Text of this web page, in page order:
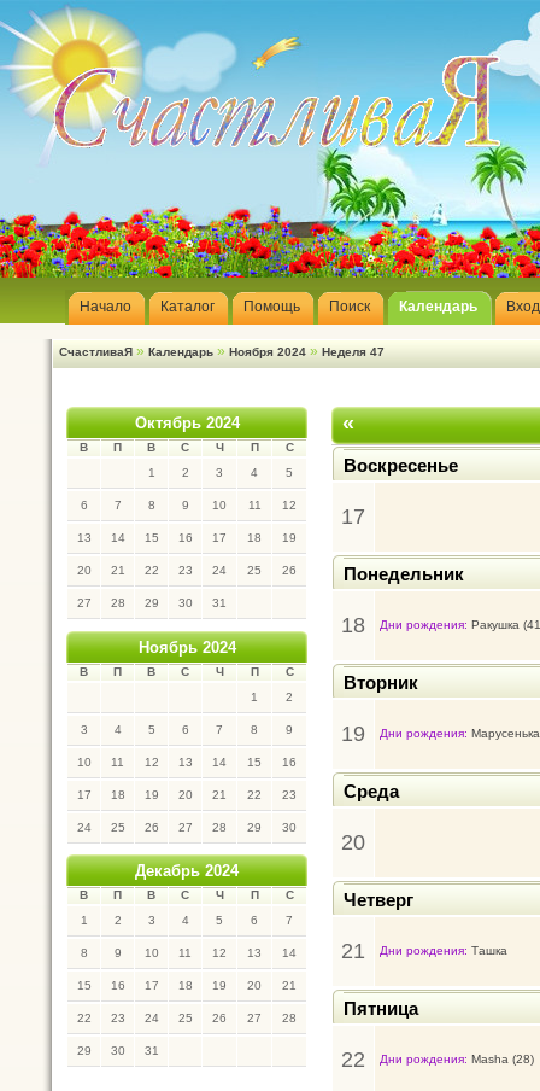
Начало Каталог Помощь Поиск Календарь Вход
СчастливаЯ » Календарь » Ноября 2024 » Неделя 47
Октябрь 2024
В П В С Ч П
С
1
2 3 4 5
6 7 8 9 10 11 12
13 14 15 16 17 18 19
20 21 22 23 24 25 26
27 28 29 30 31
Ноябрь 2024
В П В С Ч П
С
1
2
3 4 5 6 7 8 9
10 11 12 13 14 15 16
17 18 19 20 21 22 23
24 25 26 27 28 29 30
Декабрь 2024
В П В С Ч П
С
1
2 3 4 5 6 7
8 9 10 11 12 13 14
15 16 17 18 19 20 21
22 23 24 25 26 27 28
29 30 31
«
Воскресенье
17
Понедельник
18 Дни рождения: Ракушка
Вторник
19 Дни рождения:
Среда
20
Четверг
21 Дни рождения: Ташка
Пятница
22 Дни рождения: Masha (28)